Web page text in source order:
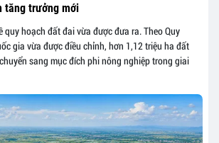
tăng trưởng mới
quy hoạch đất đai vừa được đưa ra. Theo Quy
gia vừa được điều chỉnh, hơn 1,12 triệu ha đất
sang mục đích phi nông nghiệp trong giai